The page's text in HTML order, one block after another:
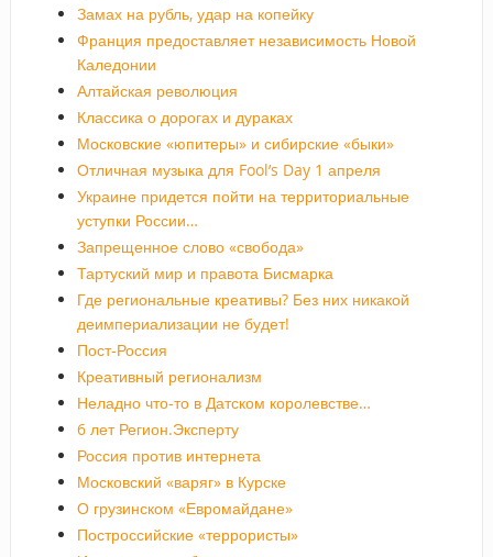
Замах на рубль, удар на копейку
Франция предоставляет независимость Новой
Каледонии
Алтайская революция
Классика о дорогах и дураках
Московские «юпитеры» и сибирские «быки»
Отличная музыка для Fool’s Day 1 апреля
Украине придется пойти на территориальные
уступки России…
Запрещенное слово «свобода»
Тартуский мир и правота Бисмарка
Где региональные креативы? Без них никакой
деимпериализации не будет!
Пост-Россия
Креативный регионализм
Неладно что-то в Датском королевстве…
6 лет Регион.Эксперту
Россия против интернета
Московский «варяг» в Курске
О грузинском «Евромайдане»
Построссийские «террористы»